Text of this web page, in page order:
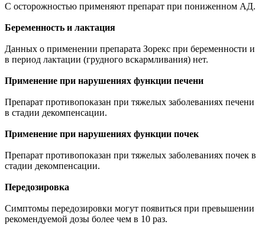
С осторожностью применяют препарат при пониженном АД.
Беременность и лактация
Данных о применении препарата Зорекс при беременности и
в период лактации (грудного вскармливания) нет.
Применение при нарушениях функции печени
Препарат противопоказан при тяжелых заболеваниях печени
в стадии декомпенсации.
Применение при нарушениях функции почек
Препарат противопоказан при тяжелых заболеваниях почек в
стадии декомпенсации.
Передозировка
Симптомы передозировки могут появиться при превышении
рекомендуемой дозы более чем в 10 раз.